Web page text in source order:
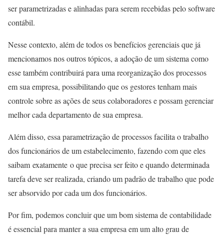
ser parametrizadas e alinhadas para serem recebidas pelo software
contábil.
Nesse contexto, além de todos os benefícios gerenciais que já
mencionamos nos outros tópicos, a adoção de um sistema como
esse também contribuirá para uma reorganização dos processos
em sua empresa, possibilitando que os gestores tenham mais
controle sobre as ações de seus colaboradores e possam gerenciar
melhor cada departamento de sua empresa.
Além disso, essa parametrização de processos facilita o trabalho
dos funcionários de um estabelecimento, fazendo com que eles
saibam exatamente o que precisa ser feito e quando determinada
tarefa deve ser realizada, criando um padrão de trabalho que pode
ser absorvido por cada um dos funcionários.
Por fim, podemos concluir que um bom sistema de contabilidade
é essencial para manter a sua empresa em um alto grau de